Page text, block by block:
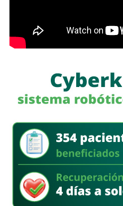
para avisarle a los
en medio de la calle, pero la
señal con el aviso son los
ser cortés con los
Señales faltan más, como
realidad nadie lo sabe a ciencia
ciudad, lasque avisen que la
estacionen autos de los
Himno Nacional.
La Avenida Chapultepec tiene
que ellímite de velocidad es